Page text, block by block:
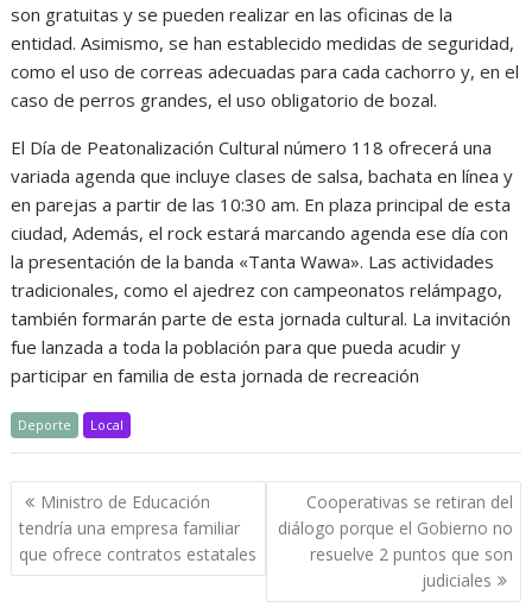
son gratuitas y se pueden realizar en las oficinas de la
entidad. Asimismo, se han establecido medidas de seguridad,
como el uso de correas adecuadas para cada cachorro y, en el
caso de perros grandes, el uso obligatorio de bozal.
El Día de Peatonalización Cultural número 118 ofrecerá una
variada agenda que incluye clases de salsa, bachata en línea y
en parejas a partir de las 10:30 am. En plaza principal de esta
ciudad, Además, el rock estará marcando agenda ese día con
la presentación de la banda «Tanta Wawa». Las actividades
tradicionales, como el ajedrez con campeonatos relámpago,
también formarán parte de esta jornada cultural. La invitación
fue lanzada a toda la población para que pueda acudir y
participar en familia de esta jornada de recreación
Deporte Local
Navegación
de
entradas
Ministro de Educación
tendría una empresa familiar
que ofrece contratos estatales
Cooperativas se retiran del
diálogo porque el Gobierno no
resuelve 2 puntos que son
judiciales